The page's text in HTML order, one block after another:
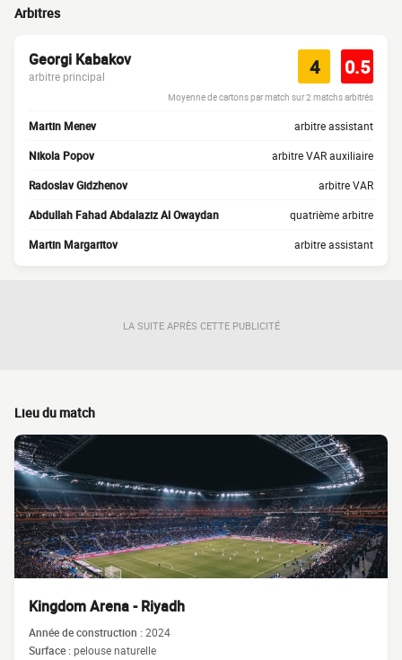
Arbitres
Georgi Kabakov
arbitre principal 4 0.5
Moyenne de cartons par match sur 2 matchs arbitrés
Martin Menev arbitre assistant
Nikola Popov arbitre VAR auxiliaire
Radoslav Gidzhenov arbitre VAR
Abdullah Fahad Abdalaziz Al Owaydan quatrième arbitre
Martin Margaritov arbitre assistant
LA SUITE APRÈS CETTE PUBLICITÉ
Lieu du match
Kingdom Arena - Riyadh
Année de construction :2024
Surface :pelouse naturelle